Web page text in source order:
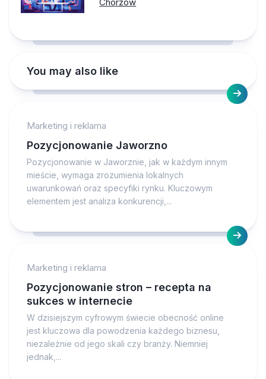
You may also like
Marketing i reklama
Pozycjonowanie Jaworzno
Pozycjonowanie w Jaworznie, jak w każdym innym
mieście, wymaga zrozumienia lokalnych
uwarunkowań oraz specyfiki rynku. Kluczowym
elementem jest analiza konkurencji,...
Marketing i reklama
Pozycjonowanie stron – recepta na
sukces w internecie
W dzisiejszym cyfrowym świecie obecność online
jest kluczowa dla powodzenia każdego biznesu,
niezależnie od jego skali czy branży. Niemniej
jednak,...